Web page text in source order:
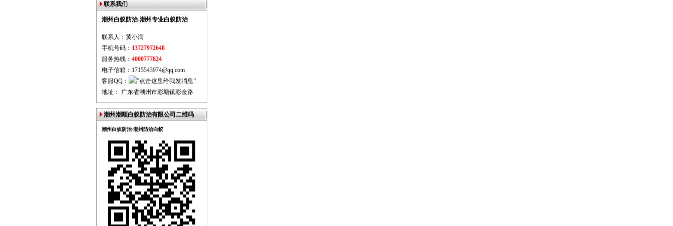
联系我们
潮州白蚁防治-潮州专业白蚁防治
联系人：黄小满
手机号码： 13727972648
服务热线： 4000777824
电子信箱：1715543974@qq.com
客服QQ：
地址： 广东省潮州市彩塘镇彩金路
潮州潮顺白蚁防治有限公司二维码
潮州白蚁防治-潮州防治白蚁